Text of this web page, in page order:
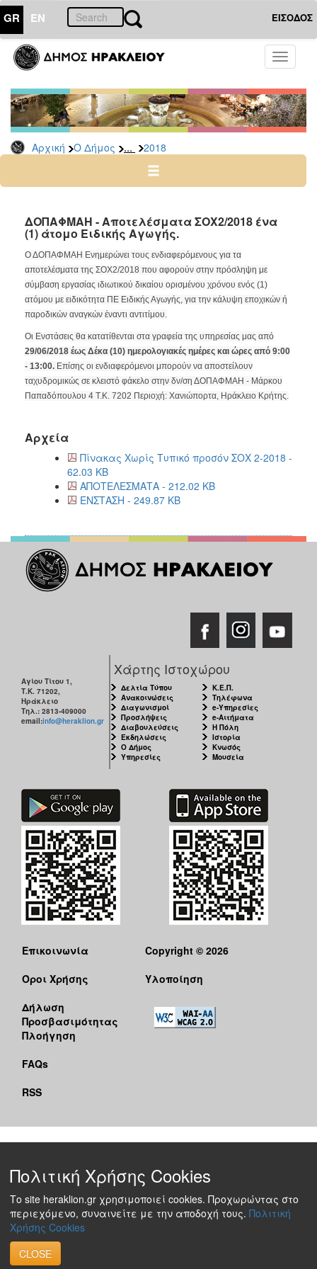
GR EN ΕΙΣΟΔΟΣ
Toggle
Αρχική Ο Δήμος ... 2018
ΔΗΜΟΣ
Δελτία
Τύπου
Αρχείο
2026
2024
2022
2021
2020
2019
2018
2017
2016
2015
2011
2010
2006
ΤΟΠΟΣ
ΔΟΠΑΦΜΑΗ - Αποτελέσματα ΣΟΧ2/2018 ένα
(1) άτομο Ειδικής Αγωγής.
Ο ΔΟΠΑΦΜΑΗ Ενημερώνει τους ενδιαφερόμενους για τα
αποτελέσματα της ΣΟΧ2/2018 που αφορούν στην πρόσληψη με
σύμβαση εργασίας ιδιωτικού δικαίου ορισμένου χρόνου ενός (1)
ατόμου με ειδικότητα ΠΕ Ειδικής Αγωγής, για την κάλυψη εποχικών ή
παροδικών αναγκών έναντι αντιτίμου.
Οι Ενστάσεις θα κατατίθενται στα γραφεία της υπηρεσίας μας από
29/06/2018 έως Δέκα (10) ημερολογιακές ημέρες και ώρες από 9:00
- 13:00. Επίσης οι ενδιαφερόμενοι μπορούν να αποστείλουν
ταχυδρομικώς σε κλειστό φάκελο στην δν/ση ΔΟΠΑΦΜΑΗ - Μάρκου
Παπαδόπουλου 4 Τ.Κ. 7202 Περιοχή: Χανιώπορτα, Ηράκλειο Κρήτης.
Αρχεία
Πίνακας Χωρίς Τυπικό προσόν ΣΟΧ 2-2018 -
62.03 KB
ΑΠΟΤΕΛΕΣΜΑΤΑ - 212.02 KB
ΕΝΣΤΑΣΗ - 249.87 KB
Αγίου Τίτου 1,
Τ.Κ. 71202,
Ηράκλειο
Τηλ.: 2813-409000
email:info@heraklion.gr
Χάρτης Ιστοχώρου
Δελτία Τύπου
Ανακοινώσεις
Διαγωνισμοί
Προσλήψεις
Διαβουλεύσεις
Εκδηλώσεις
Ο Δήμος
Υπηρεσίες
Κ.Ε.Π.
Τηλέφωνα
e-Υπηρεσίες
e-Αιτήματα
Η Πόλη
Ιστορία
Κνωσός
Μουσεία
Επικοινωνία
Όροι Χρήσης
Δήλωση
Προσβασιμότητας
Πλοήγηση
FAQs
RSS
Copyright © 2026
Υλοποίηση
Πολιτική Χρήσης Cookies
Το site heraklion.gr χρησιμοποιεί cookies. Προχωρώντας στο
περιεχόμενο, συναινείτε με την αποδοχή τους. Πολιτική
Χρήσης Cookies
CLOSE